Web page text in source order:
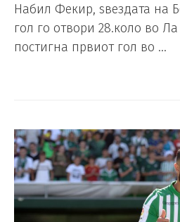
Набил Фекир, ѕвездата на
гол го отвори 28.коло во
постигна првиот гол во …